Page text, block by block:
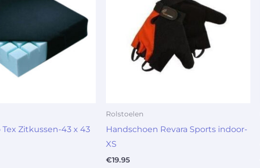
Tex Zitkussen-43 x 43
Rolstoelen
Handschoen Revara Sports indoor-
XS
€19.95